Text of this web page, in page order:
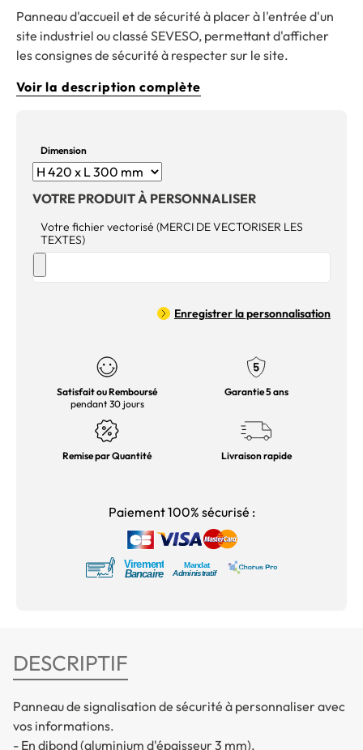
Panneau d'accueil et de sécurité à placer à l'entrée d'un
site industriel ou classé SEVESO, permettant d'afficher
les consignes de sécurité à respecter sur le site.
Voir la description complète
Dimension
VOTRE PRODUIT À PERSONNALISER
Votre fichier vectorisé (MERCI DE VECTORISER LES
TEXTES)
Enregistrer la personnalisation
Satisfait ou Remboursé
pendant 30 jours
Garantie 5 ans
Remise par Quantité Livraison rapide
Paiement 100% sécurisé :
DESCRIPTIF
Panneau de signalisation de sécurité à personnaliser avec
vos informations.
- En dibond (aluminium d'épaisseur 3 mm).